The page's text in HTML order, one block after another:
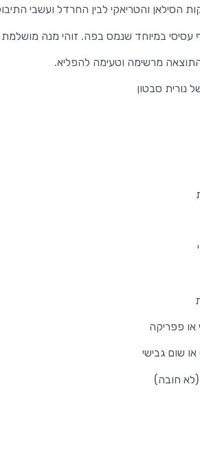
הסילאן והטריאקי לבין החרדל ועשבי
עסיסי במיוחד שנמס בפה. זוהי מנה
מרשימה וטעימה להפליא.
נורית סבטון
או פפריקה
שום גבישי